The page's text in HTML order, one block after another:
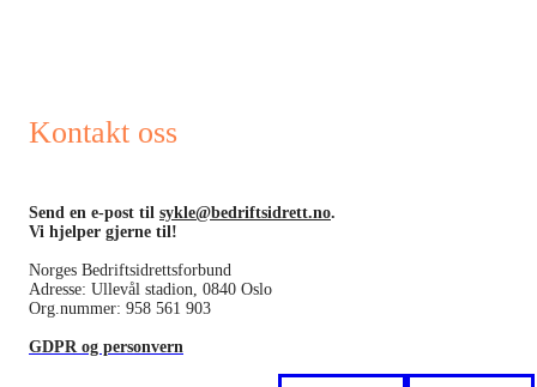
Kontakt oss
Send en e-post til sykle@bedriftsidrett.no.
Vi hjelper gjerne til!
Norges Bedriftsidrettsforbund
Adresse: Ullevål stadion, 0840 Oslo
Org.nummer: 958 561 903
GDPR og personvern